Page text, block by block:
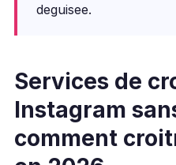
deguisee.
Services de
Instagram
comment